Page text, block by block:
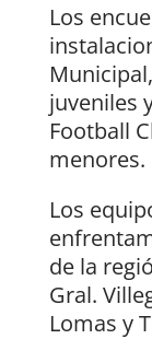
Los
juveniles
Football
menores.
Los
de la
Gral.
Lomas y